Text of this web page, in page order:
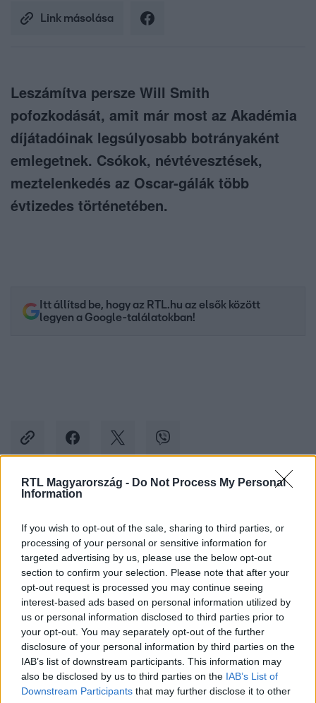
RTL Magyarország - Do Not Process My Personal
Information
If you wish to opt-out of the sale, sharing to third parties, or
processing of your personal or sensitive information for
targeted advertising by us, please use the below opt-out
section to confirm your selection. Please note that after your
opt-out request is processed you may continue seeing
interest-based ads based on personal information utilized by
us or personal information disclosed to third parties prior to
your opt-out. You may separately opt-out of the further
disclosure of your personal information by third parties on the
IAB’s list of downstream participants. This information may
also be disclosed by us to third parties on the IAB’s List of
Downstream Participants that may further disclose it to other
Link másolása
Leszámítva persze Will Smith
pofozkodását, amit már most az Akadémia
díjátadóinak legsúlyosabb botrányaként
emlegetnek. Csókok, névtévesztések,
meztelenkedés az Oscar-gálák több
évtizedes történetében.
Itt állítsd be, hogy az RTL.hu az elsők között
legyen a Google-találatokban!
Követem
#KULTÚRA # OSCAR-DÍJ #MEZTELEN #CSÓK
#HALLE BERRY #ADRIEN BRODY #WILL SMITH